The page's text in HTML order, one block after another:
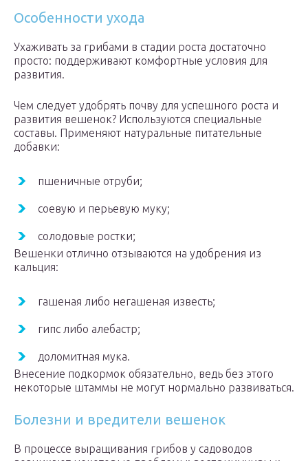
Особенности ухода
Ухаживать за грибами в стадии роста достаточно
просто: поддерживают комфортные условия для
развития.
Чем следует удобрять почву для успешного роста и
развития вешенок? Используются специальные
составы. Применяют натуральные питательные
добавки:
пшеничные отруби;
соевую и перьевую муку;
солодовые ростки;
Вешенки отлично отзываются на удобрения из
кальция:
гашеная либо негашеная известь;
гипс либо алебастр;
доломитная мука.
Внесение подкормок обязательно, ведь без этого
некоторые штаммы не могут нормально развиваться.
Болезни и вредители вешенок
В процессе выращивания грибов у садоводов